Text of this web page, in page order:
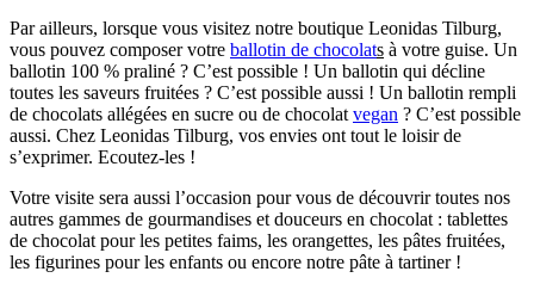
Par ailleurs, lorsque vous visitez notre boutique Leonidas Tilburg,
vous pouvez composer votre ballotin de chocolats à votre guise. Un
ballotin 100 % praliné ? C’est possible ! Un ballotin qui décline
toutes les saveurs fruitées ? C’est possible aussi ! Un ballotin rempli
de chocolats allégées en sucre ou de chocolat vegan ? C’est possible
aussi. Chez Leonidas Tilburg, vos envies ont tout le loisir de
s’exprimer. Ecoutez-les !
Votre visite sera aussi l’occasion pour vous de découvrir toutes nos
autres gammes de gourmandises et douceurs en chocolat : tablettes
de chocolat pour les petites faims, les orangettes, les pâtes fruitées,
les figurines pour les enfants ou encore notre pâte à tartiner !